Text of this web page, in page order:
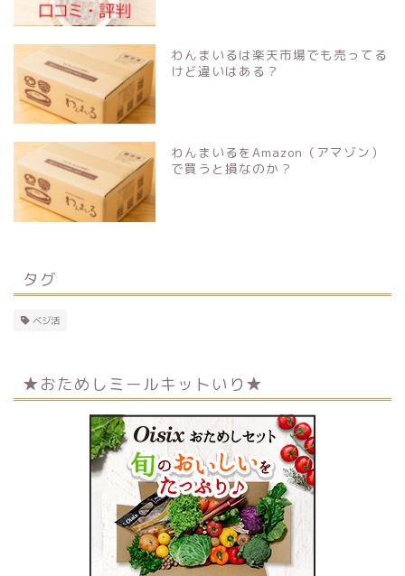
わんまいるは楽天市場でも売ってる
けど違いはある？
わんまいるをAmazon（アマゾン）
で買うと損なのか？
タグ
ベジ活
★おためしミールキットいり★